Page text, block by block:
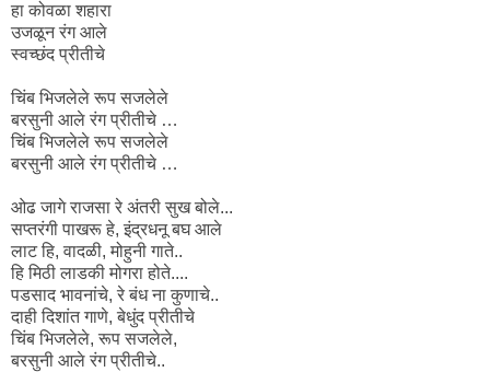
हा कोवळा शहारा
उजळून रंग आले
स्वच्छंद प्रीतीचे
चिंब भिजलेले रूप सजलेले
बरसुनी आले रंग प्रीतीचे …
चिंब भिजलेले रूप सजलेले
बरसुनी आले रंग प्रीतीचे …
ओढ जागे राजसा रे अंतरी सुख बोले...
सप्तरंगी पाखरू हे, इंद्रधनू बघ आले
लाट हि, वादळी, मोहुनी गाते..
हि मिठी लाडकी मोगरा होते....
पडसाद भावनांचे, रे बंध ना कुणाचे..
दाही दिशांत गाणे, बेधुंद प्रीतीचे
चिंब भिजलेले, रूप सजलेले,
बरसुनी आले रंग प्रीतीचे..